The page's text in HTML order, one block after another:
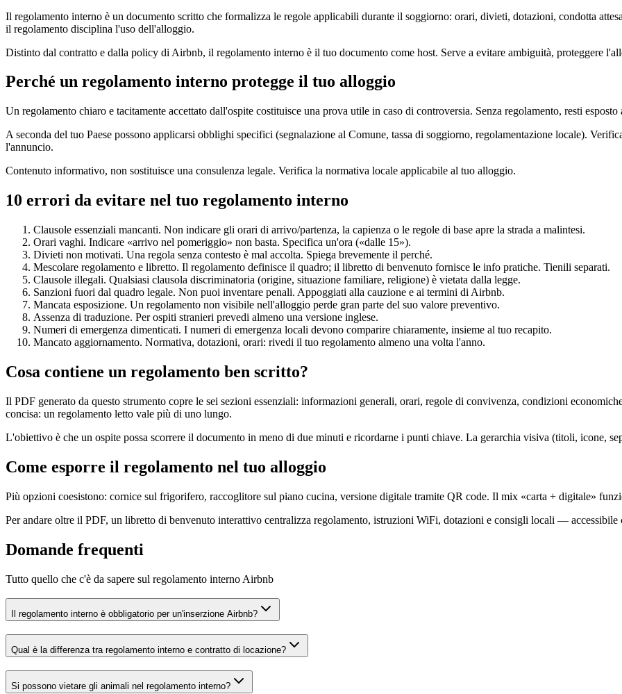
Il regolamento interno è un documento scritto che formalizza le regole applicabili durante il soggiorno: orari, divieti, dotazioni, condotta
il regolamento disciplina l'uso dell'alloggio.
Distinto dal contratto e dalla policy di Airbnb, il regolamento interno è il tuo documento come host. Serve a evitare ambiguità, proteggere
Perché un regolamento interno protegge il tuo alloggio
Un regolamento chiaro e tacitamente accettato dall'ospite costituisce una prova utile in caso di controversia. Senza regolamento, resti
A seconda del tuo Paese possono applicarsi obblighi specifici (segnalazione al Comune, tassa di soggiorno, regolamentazione locale).
l'annuncio.
Contenuto informativo, non sostituisce una consulenza legale. Verifica la normativa locale applicabile al tuo alloggio.
10 errori da evitare nel tuo regolamento interno
Clausole essenziali mancanti. Non indicare gli orari di arrivo/partenza, la capienza o le regole di base apre la strada a malintesi.
Orari vaghi. Indicare «arrivo nel pomeriggio» non basta. Specifica un'ora («dalle 15»).
Divieti non motivati. Una regola senza contesto è mal accolta. Spiega brevemente il perché.
Mescolare regolamento e libretto. Il regolamento definisce il quadro; il libretto di benvenuto fornisce le info pratiche. Tienili separati.
Clausole illegali. Qualsiasi clausola discriminatoria (origine, situazione familiare, religione) è vietata dalla legge.
Sanzioni fuori dal quadro legale. Non puoi inventare penali. Appoggiati alla cauzione e ai termini di Airbnb.
Mancata esposizione. Un regolamento non visibile nell'alloggio perde gran parte del suo valore preventivo.
Assenza di traduzione. Per ospiti stranieri prevedi almeno una versione inglese.
Numeri di emergenza dimenticati. I numeri di emergenza locali devono comparire chiaramente, insieme al tuo recapito.
Mancato aggiornamento. Normativa, dotazioni, orari: rivedi il tuo regolamento almeno una volta l'anno.
Cosa contiene un regolamento ben scritto?
Il PDF generato da questo strumento copre le sei sezioni essenziali: informazioni generali, orari, regole di convivenza, condizioni
concisa: un regolamento letto vale più di uno lungo.
L'obiettivo è che un ospite possa scorrere il documento in meno di due minuti e ricordarne i punti chiave. La gerarchia visiva (titoli, icone,
Come esporre il regolamento nel tuo alloggio
Più opzioni coesistono: cornice sul frigorifero, raccoglitore sul piano cucina, versione digitale tramite QR code. Il mix «carta + digitale»
Per andare oltre il PDF, un libretto di benvenuto interattivo centralizza regolamento, istruzioni WiFi, dotazioni e consigli locali — accessibile
Domande frequenti
Tutto quello che c'è da sapere sul regolamento interno Airbnb
Il regolamento interno è obbligatorio per un'inserzione Airbnb?
Qual è la differenza tra regolamento interno e contratto di locazione?
Si possono vietare gli animali nel regolamento interno?